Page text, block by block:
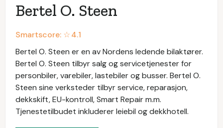
Bertel O. Steen
Smartscore: ☆4.1
Bertel O. Steen er en av Nordens ledende bilaktører.
Bertel O. Steen tilbyr salg og servicetjenester for
personbiler, varebiler, lastebiler og busser. Bertel O.
Steen sine verksteder tilbyr service, reparasjon,
dekkskift, EU-kontroll, Smart Repair m.m.
Tjenestetilbudet inkluderer leiebil og dekkhotell.